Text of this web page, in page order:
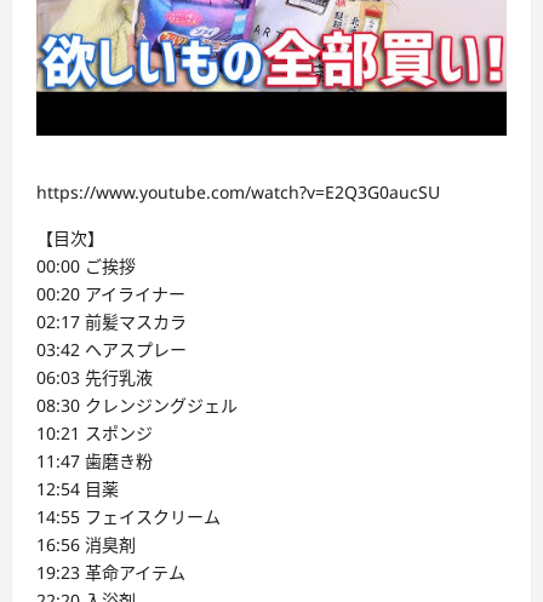
https://www.youtube.com/watch?v=E2Q3G0aucSU
【目次】
00:00 ご挨拶
00:20 アイライナー
02:17 前髪マスカラ
03:42 ヘアスプレー
06:03 先行乳液
08:30 クレンジングジェル
10:21 スポンジ
11:47 歯磨き粉
12:54 目薬
14:55 フェイスクリーム
16:56 消臭剤
19:23 革命アイテム